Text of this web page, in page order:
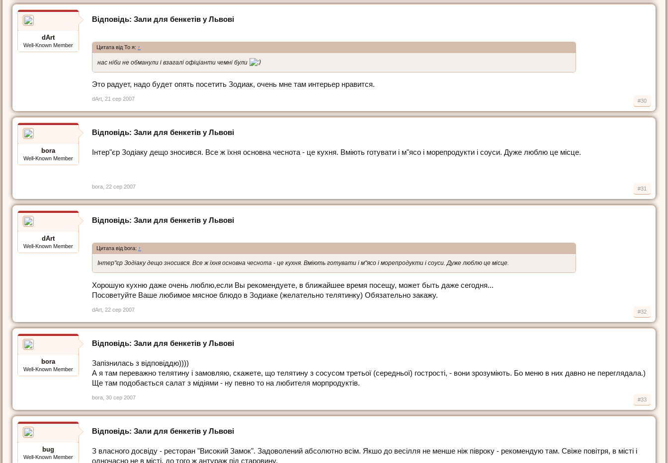
dArt
Well-Known Member
Відповідь: Зали для бенкетів у Львові
Цитата від То я: ↑
нас ніби не обманули і взагалі офіціанти чемні були
Это радует, надо будет опять посетить Зодиак, очень мне там интерьер нравится.
dArt 21 сер 2007 #30
bora
Well-Known Member
Відповідь: Зали для бенкетів у Львові
Інтер"єр Зодіаку дещо зносився. Все ж їхня основна чеснота - це кухня. Вміють готувати і м"ясо і морепродукти і соуси. Дуже люблю це місце.
bora 22 сер 2007 #31
dArt
Well-Known Member
Відповідь: Зали для бенкетів у Львові
Цитата від bora: ↑
Інтер"єр Зодіаку дещо зносився. Все ж їхня основна чеснота - це кухня. Вміють готувати і м"ясо і морепродукти і соуси. Дуже люблю це місце.
Хорошую кухню даже очень люблю,если Вы рекомендуете, в ближайшее время посещу, может быть даже сегодня...
Посоветуйте Ваше любимое мясное блюдо в Зодиаке (желательно телятинку) Обязательно закажу.
dArt 22 сер 2007 #32
bora
Well-Known Member
Відповідь: Зали для бенкетів у Львові
Запізнилась з відповіддю))))
А я там переважно телятину і замовляю, скажете, що телятину з сосусом третьої (середньої) гострості, - вони зрозуміють. Бо меню в них давно не переглядала.)
Ще там подобається салат з мідіями - ну певно то на любителя морпродуктів.
bora 30 сер 2007 #33
bug
Well-Known Member
Відповідь: Зали для бенкетів у Львові
З власного досвіду - ресторан "Високий Замок". Задоволений абсолютно всім. Якшо до весілля не менше ніж півроку - рекомендую там. Свіже повітря, в місті і
одночасно не в місті, до того ж антураж під старовину.